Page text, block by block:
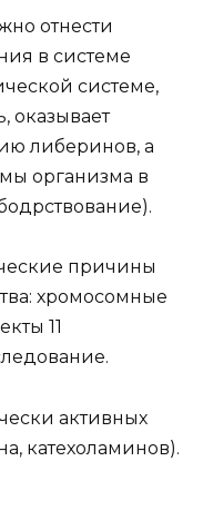
отнести
в системе
системе,
оказывает
либеринов, а
организма в
причины
хромосомные
11
активных
катехоламинов).